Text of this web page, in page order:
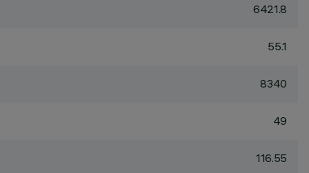
6421.8
55.1
8340
49
116.55